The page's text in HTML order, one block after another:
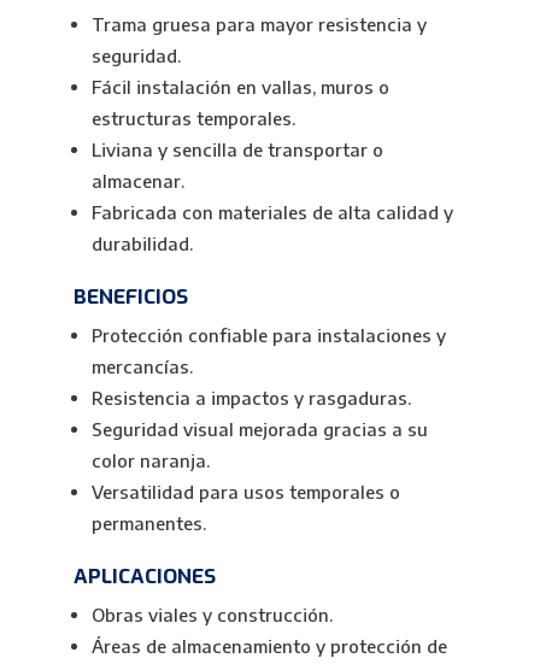
Trama gruesa para mayor resistencia y
seguridad.
Fácil instalación en vallas, muros o
estructuras temporales.
Liviana y sencilla de transportar o
almacenar.
Fabricada con materiales de alta calidad y
durabilidad.
BENEFICIOS
Protección confiable para instalaciones y
mercancías.
Resistencia a impactos y rasgaduras.
Seguridad visual mejorada gracias a su
color naranja.
Versatilidad para usos temporales o
permanentes.
APLICACIONES
Obras viales y construcción.
Áreas de almacenamiento y protección de